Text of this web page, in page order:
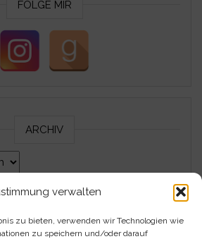
verwalten
zu bieten, verwenden wir Technologien wie
zu speichern und/oder darauf
FOLGE MIR
ARCHIV